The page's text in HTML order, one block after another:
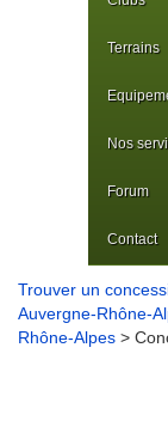
Terrains
Nos
Forum
Contact
Trouver un
Auvergne-Rhône-
Rhône-Alpes >